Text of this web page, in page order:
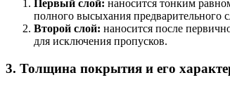
Первый слой: наносится тонким
полного высыхания предварительного
Второй слой: наносится после
для исключения пропусков.
3. Толщина покрытия и его